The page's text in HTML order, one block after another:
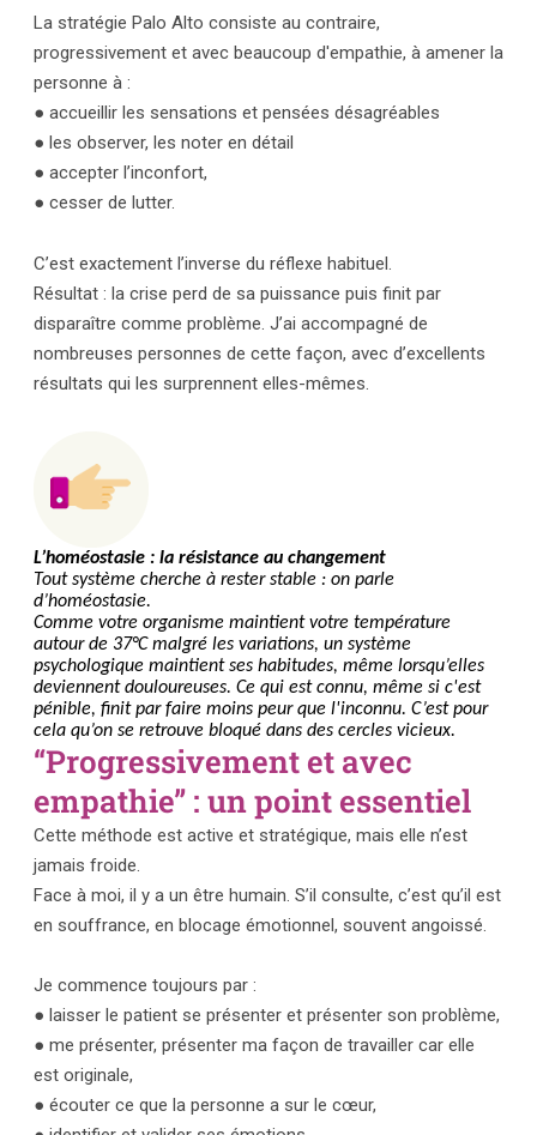
La stratégie Palo Alto consiste au contraire,
progressivement et avec beaucoup d'empathie, à amener la
personne à :
● accueillir les sensations et pensées désagréables
● les observer, les noter en détail
● accepter l’inconfort,
● cesser de lutter.
C’est exactement l’inverse du réflexe habituel.
Résultat : la crise perd de sa puissance puis finit par
disparaître comme problème. J’ai accompagné de
nombreuses personnes de cette façon, avec d’excellents
résultats qui les surprennent elles-mêmes.
L’homéostasie : la résistance au changement
Tout système cherche à rester stable : on parle
d’homéostasie.
Comme votre organisme maintient votre température
autour de 37°C malgré les variations, un système
psychologique maintient ses habitudes, même lorsqu’elles
deviennent douloureuses. Ce qui est connu, même si c'est
pénible, finit par faire moins peur que l'inconnu. C’est pour
cela qu’on se retrouve bloqué dans des cercles vicieux.
“Progressivement et avec
empathie” : un point essentiel
Cette méthode est active et stratégique, mais elle n’est
jamais froide.
Face à moi, il y a un être humain. S’il consulte, c’est qu’il est
en souffrance, en blocage émotionnel, souvent angoissé.
Je commence toujours par :
● laisser le patient se présenter et présenter son problème,
● me présenter, présenter ma façon de travailler car elle
est originale,
● écouter ce que la personne a sur le cœur,